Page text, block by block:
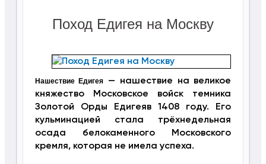
Поход Едигея на Москву
Нашествие Едигея — нашествие на великое
княжество Московское войск темника
Золотой Орды Едигеяв 1408 году. Его
кульминацией стала трёхнедельная
осада белокаменного Московского
кремля, которая не имела успеха.